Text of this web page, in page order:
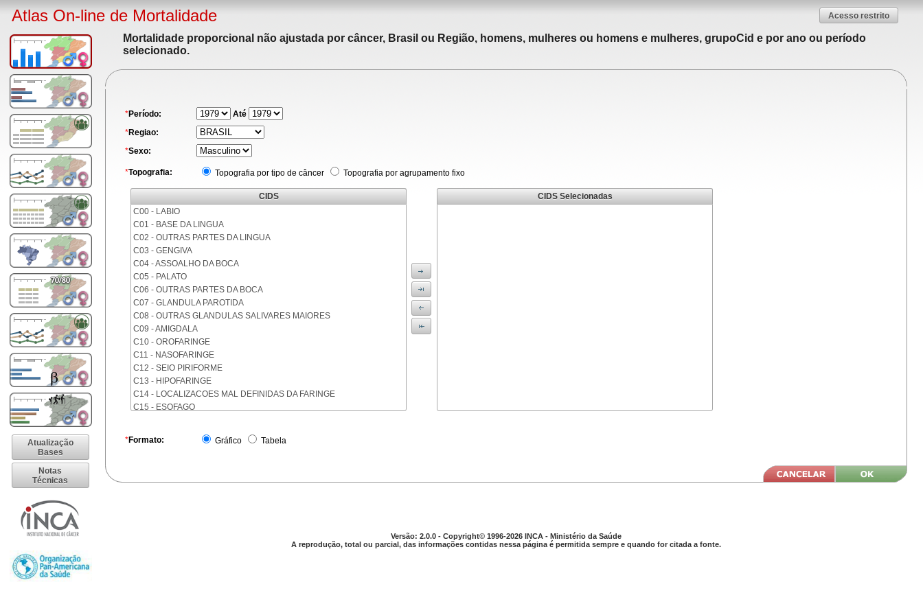
Atlas On-line de Mortalidade Acesso restrito
Atualização
Bases
Notas
Técnicas
Mortalidade proporcional não ajustada por câncer, Brasil ou Região, homens, mulheres ou homens e mulheres, grupoCid e por ano ou período
selecionado.
*Período:
Até
*Regiao:
*Sexo:
*Topografia: Topografia por tipo de câncer Topografia por agrupamento fixo
CIDS
C00 - LABIO
C01 - BASE DA LINGUA
C02 - OUTRAS PARTES DA LINGUA
C03 - GENGIVA
C04 - ASSOALHO DA BOCA
C05 - PALATO
C06 - OUTRAS PARTES DA BOCA
C07 - GLANDULA PAROTIDA
C08 - OUTRAS GLANDULAS SALIVARES MAIORES
C09 - AMIGDALA
C10 - OROFARINGE
C11 - NASOFARINGE
C12 - SEIO PIRIFORME
C13 - HIPOFARINGE
C14 - LOCALIZACOES MAL DEFINIDAS DA FARINGE
C15 - ESOFAGO
C17 - INTESTINO DELGADO
C21 - ANUS E CANAL ANAL
C26 - LOCALIZACOES MAL DEFINIDAS NO APARELHO DIGESTIVO
CIDS Selecionadas
*Formato: Gráfico Tabela
Versão: 2.0.0 - Copyright© 1996-2026 INCA - Ministério da Saúde
A reprodução, total ou parcial, das informações contidas nessa página é permitida sempre e quando for citada a fonte.